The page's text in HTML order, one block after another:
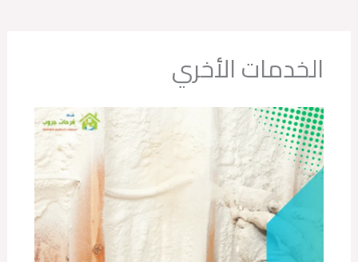
الخدمات الأخري